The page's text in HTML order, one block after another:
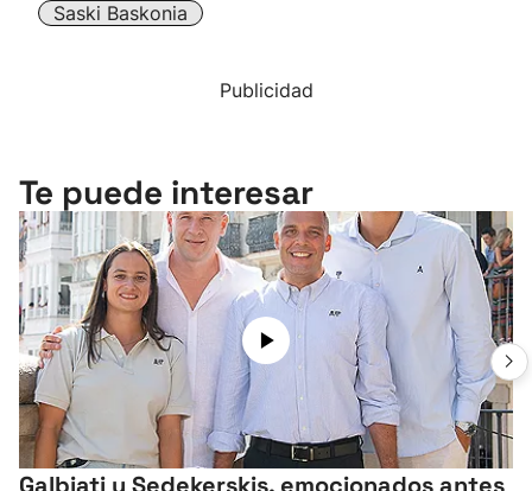
Saski Baskonia
Publicidad
Te puede interesar